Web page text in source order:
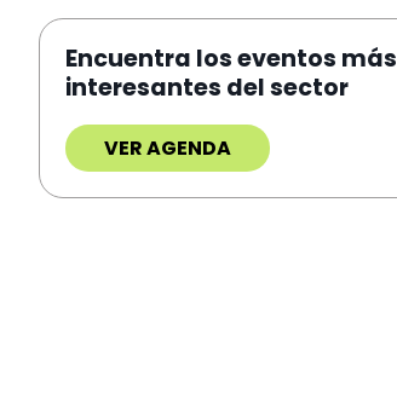
Encuentra los eventos más
interesantes del sector
VER AGENDA